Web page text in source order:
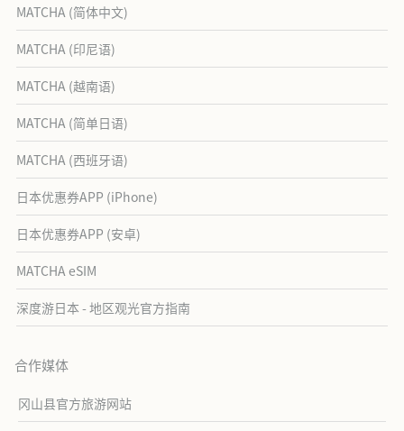
MATCHA (简体中文)
MATCHA (印尼语)
MATCHA (越南语)
MATCHA (简单日语)
MATCHA (西班牙语)
日本优惠券APP (iPhone)
日本优惠券APP (安卓)
MATCHA eSIM
深度游日本 - 地区观光官方指南
合作媒体
冈山县官方旅游网站